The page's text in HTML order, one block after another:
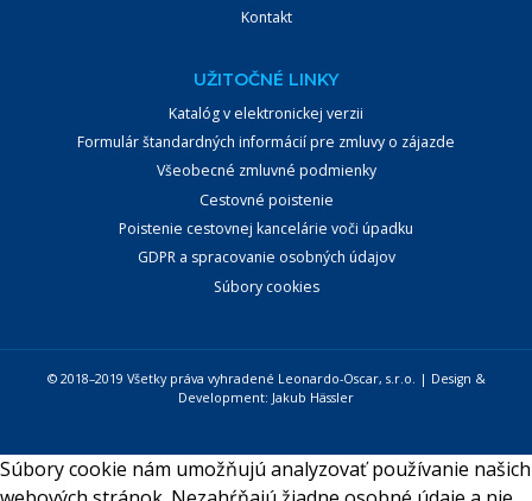
Kontakt
UŽITOČNÉ LINKY
Katalóg v elektronickej verzii
Formulár štandardných informácií pre zmluvy o zájazde
Všeobecné zmluvné podmienky
Cestovné poistenie
Poistenie cestovnej kancelárie voči úpadku
GDPR a spracovanie osobných údajov
Súbory cookies
© 2018–2019 Všetky práva vyhradené Leonardo-Oscar, s.r.o. | Design &
Development: Jakub Hässler
Súbory cookie nám umožňujú analyzovať používanie našich